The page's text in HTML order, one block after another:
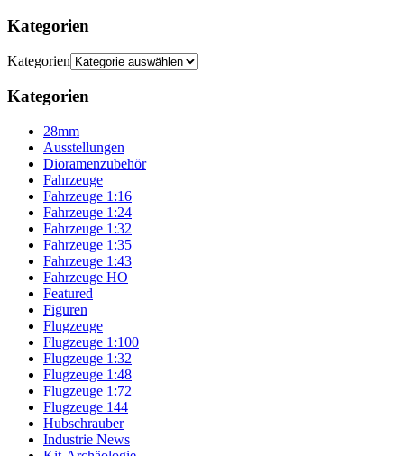
Kategorien
Kategorien
Kategorien
28mm
Ausstellungen
Dioramenzubehör
Fahrzeuge
Fahrzeuge 1:16
Fahrzeuge 1:24
Fahrzeuge 1:32
Fahrzeuge 1:35
Fahrzeuge 1:43
Fahrzeuge HO
Featured
Figuren
Flugzeuge
Flugzeuge 1:100
Flugzeuge 1:32
Flugzeuge 1:48
Flugzeuge 1:72
Flugzeuge 144
Hubschrauber
Industrie News